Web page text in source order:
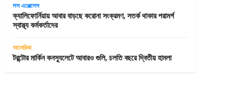
লস এঞ্জেলেস
ক্যালিফোর্নিয়ায় আবার বাড়ছে করোনা সংক্রমণ, সতর্ক থাকার পরামর্শ
স্বাস্থ্য কর্মকর্তাদের
আমেরিকা
টরন্টোর মার্কিন কনস্যুলেটে আবারও গুলি, চলতি বছরে দ্বিতীয় হামলা